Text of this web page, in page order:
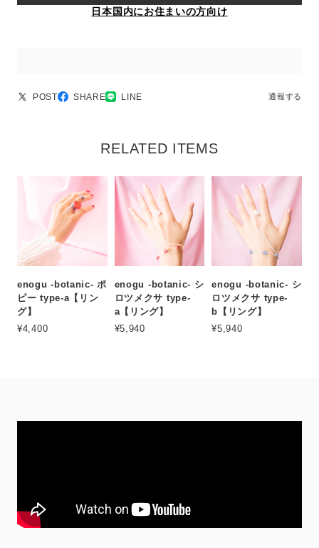
日本国内にお住まいの方向け
POST SHARE LINE 通報する
RELATED ITEMS
enogu -botanic- ポ
ピー type-a【リン
グ】
¥4,400
enogu -botanic- シ
ロツメクサ type-
a【リング】
¥5,940
enogu -botanic- シ
ロツメクサ type-
b【リング】
¥5,940